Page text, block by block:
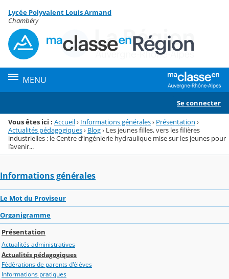
Menu de la rubrique
Contenu
Lycée Polyvalent Louis Armand
Chambéry
MENU
Se connecter
Vous êtes ici : Accueil› Informations générales› Présentation ›
Actualités pédagogiques› Blog› Les jeunes filles, vers les filières
industrielles : le Centre d’ingénierie hydraulique mise sur les jeunes pour
l’avenir...
Informations générales
Le Mot du Proviseur
Organigramme
Présentation
Actualités administratives
Actualités pédagogiques
Fédérations de parents d'élèves
Informations pratiques